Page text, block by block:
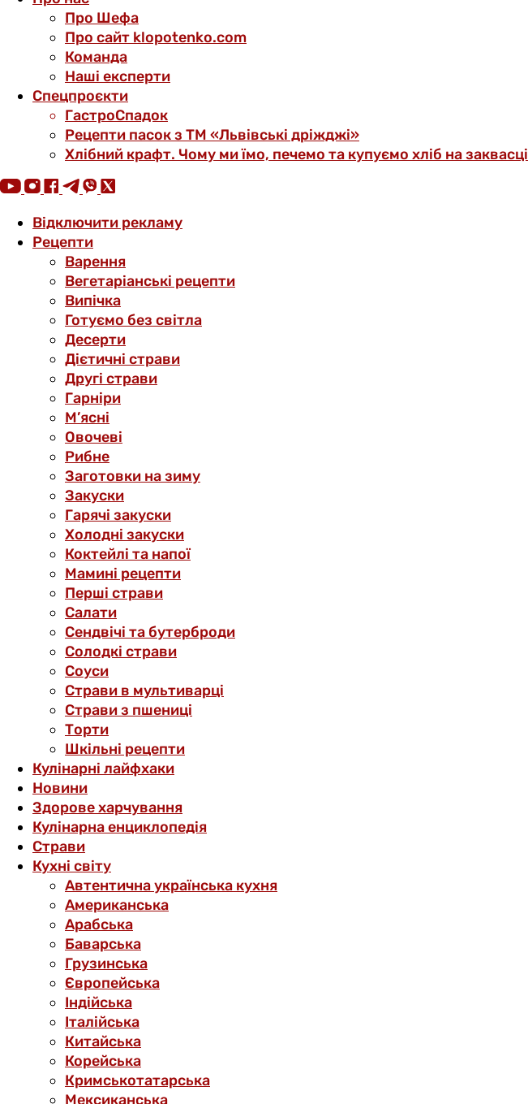
Про Шефа
Про сайт klopotenko.com
Команда
Наші експерти
Спецпроєкти
ГастроСпадок
Рецепти пасок з ТМ «Львівські дріжджі»
Хлібний крафт. Чому ми їмо, печемо та купуємо хліб на заквасці
Відключити рекламу
Рецепти
Варення
Вегетаріанські рецепти
Випічка
Готуємо без світла
Десерти
Дієтичні страви
Другі страви
Гарніри
М’ясні
Овочеві
Рибне
Заготовки на зиму
Закуски
Гарячі закуски
Холодні закуски
Коктейлі та напої
Мамині рецепти
Перші страви
Салати
Сендвічі та бутерброди
Солодкі страви
Соуси
Страви в мультиварці
Страви з пшениці
Торти
Шкільні рецепти
Кулінарні лайфхаки
Новини
Здорове харчування
Кулінарна енциклопедія
Страви
Кухні світу
Автентична українська кухня
Американська
Арабська
Баварська
Грузинська
Європейська
Індійська
Італійська
Китайська
Корейська
Кримськотатарська
Мексиканська